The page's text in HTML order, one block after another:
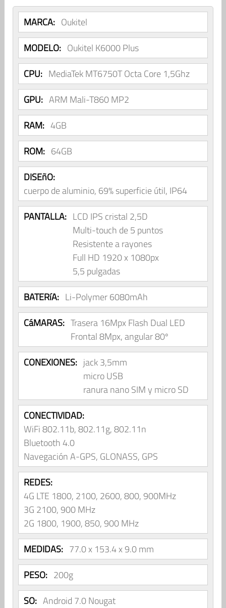
MARCA: Oukitel
MODELO: Oukitel K6000 Plus
CPU: MediaTek MT6750T Octa Core 1,5Ghz
GPU: ARM Mali-T860 MP2
RAM: 4GB
ROM: 64GB
DISEñO:
cuerpo de aluminio, 69% superficie útil, IP64
PANTALLA: LCD IPS cristal 2,5D
Multi-touch de 5 puntos
Resistente a rayones
Full HD 1920 x 1080px
5,5 pulgadas
BATERíA: Li-Polymer 6080mAh
CáMARAS: Trasera 16Mpx Flash Dual LED
Frontal 8Mpx, angular 80º
CONEXIONES: jack 3,5mm
micro USB
ranura nano SIM y micro SD
CONECTIVIDAD:
WiFi 802.11b, 802.11g, 802.11n
Bluetooth 4.0
Navegación A-GPS, GLONASS, GPS
REDES:
4G LTE 1800, 2100, 2600, 800, 900MHz
3G 2100, 900 MHz
2G 1800, 1900, 850, 900 MHz
MEDIDAS: 77.0 x 153.4 x 9.0 mm
PESO: 200g
SO: Android 7.0 Nougat